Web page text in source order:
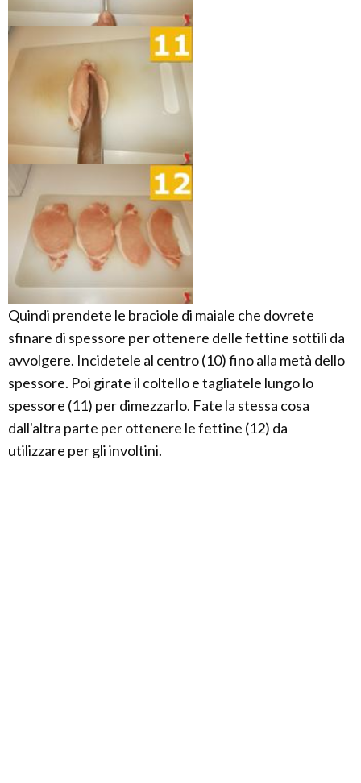
Quindi prendete le braciole di maiale che dovrete
sfinare di spessore per ottenere delle fettine sottili da
avvolgere. Incidetele al centro (10) fino alla metà dello
spessore. Poi girate il coltello e tagliatele lungo lo
spessore (11) per dimezzarlo. Fate la stessa cosa
dall'altra parte per ottenere le fettine (12) da
utilizzare per gli involtini.